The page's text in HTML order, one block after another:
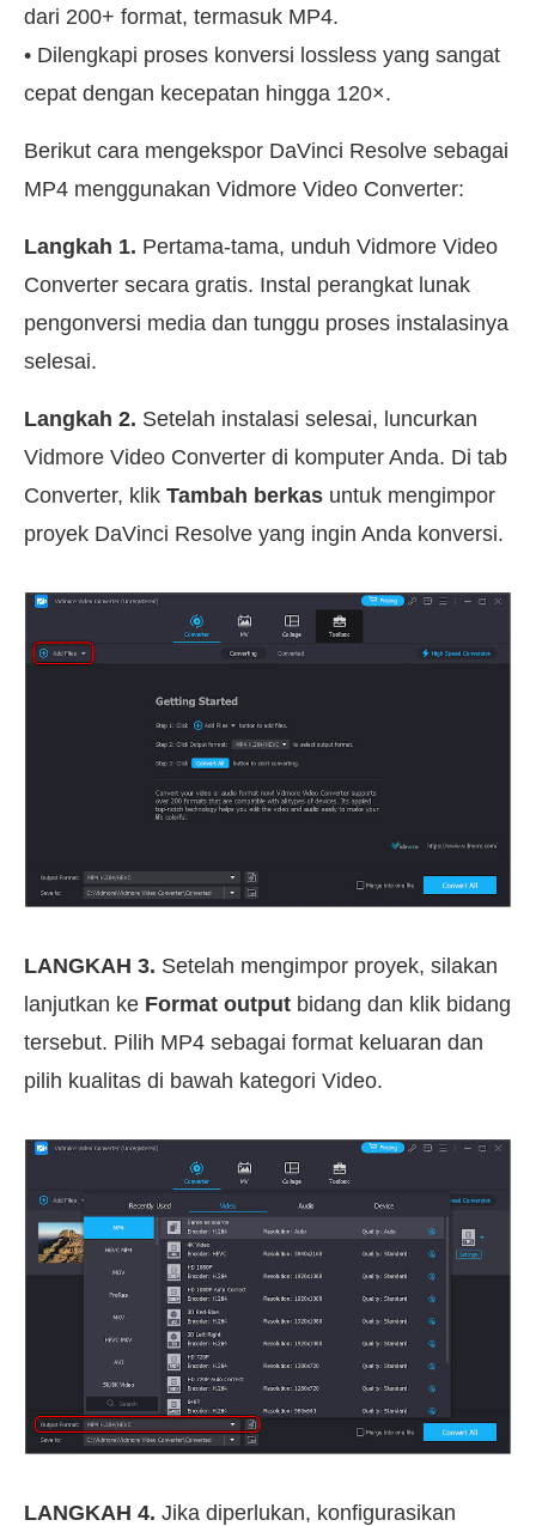
dari 200+ format, termasuk MP4.
• Dilengkapi proses konversi lossless yang sangat
cepat dengan kecepatan hingga 120×.
Berikut cara mengekspor DaVinci Resolve sebagai
MP4 menggunakan Vidmore Video Converter:
Langkah 1. Pertama-tama, unduh Vidmore Video
Converter secara gratis. Instal perangkat lunak
pengonversi media dan tunggu proses instalasinya
selesai.
Langkah 2. Setelah instalasi selesai, luncurkan
Vidmore Video Converter di komputer Anda. Di tab
Converter, klik Tambah berkas untuk mengimpor
proyek DaVinci Resolve yang ingin Anda konversi.
LANGKAH 3. Setelah mengimpor proyek, silakan
lanjutkan ke Format output bidang dan klik bidang
tersebut. Pilih MP4 sebagai format keluaran dan
pilih kualitas di bawah kategori Video.
LANGKAH 4. Jika diperlukan, konfigurasikan